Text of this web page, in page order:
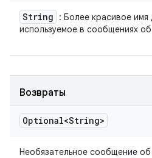
String
: Более красивое имя
используемое в сообщениях
Возвраты
Optional<String>
Необязательное сообщение